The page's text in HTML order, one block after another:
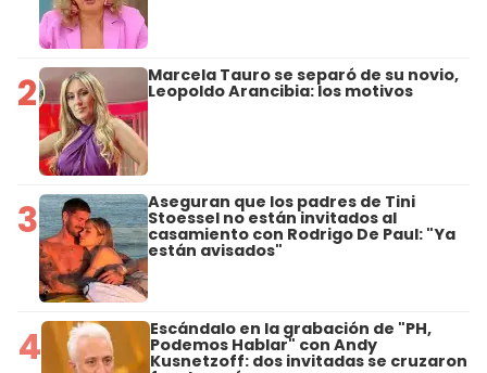
2 Marcela Tauro se separó de su novio,
Leopoldo Arancibia: los motivos
3 Aseguran que los padres de Tini
Stoessel no están invitados al
casamiento con Rodrigo De Paul: "Ya
están avisados"
4 Escándalo en la grabación de "PH,
Podemos Hablar" con Andy
Kusnetzoff: dos invitadas se cruzaron